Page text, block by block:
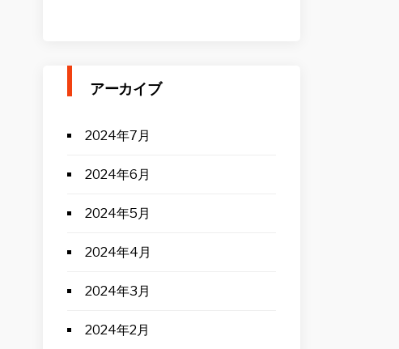
アーカイブ
2024年7月
2024年6月
2024年5月
2024年4月
2024年3月
2024年2月